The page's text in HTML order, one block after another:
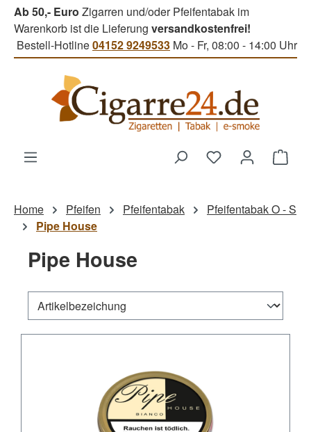
Zum Hauptinhalt springen
Ab 50,- Euro Zigarren und/oder Pfeifentabak im
Warenkorb ist die Lieferung versandkostenfrei!
Bestell-Hotline04152 9249533 Mo - Fr, 08:00 - 14:00 Uhr
Du hast 0
Home Pfeifen Pfeifentabak
Pfeifentabak O - S
Pipe House
Pipe House